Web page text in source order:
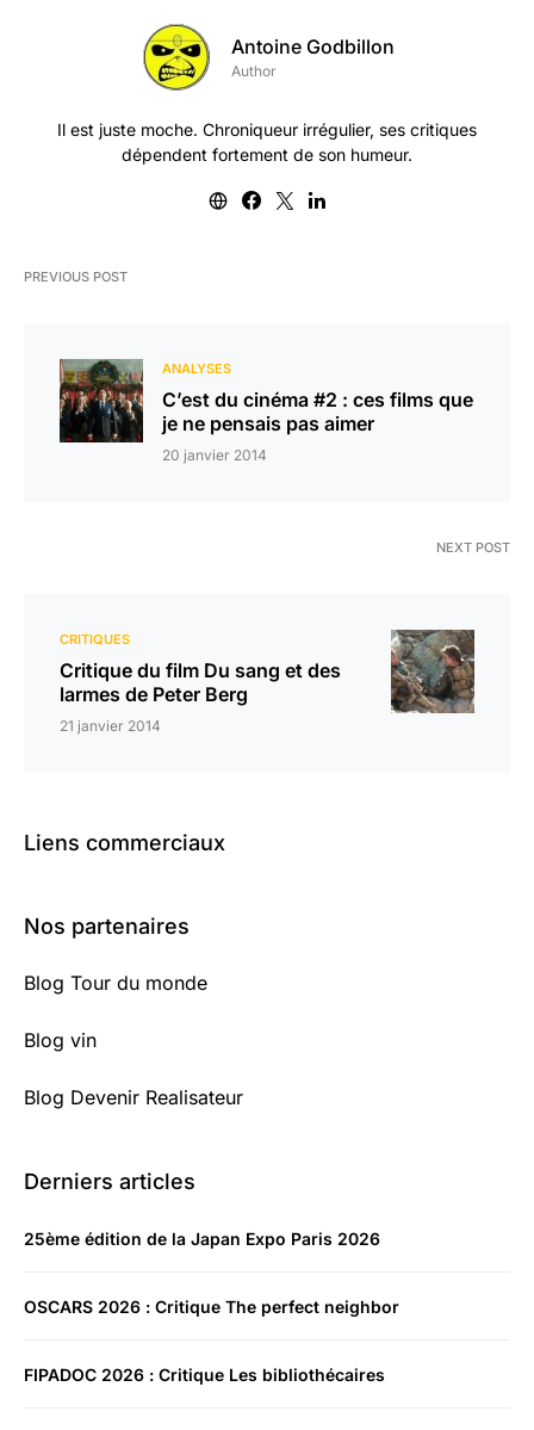
Antoine Godbillon
Author
Il est juste moche. Chroniqueur irrégulier, ses critiques
dépendent fortement de son humeur.
PREVIOUS POST
ANALYSES
C’est du cinéma #2 : ces films que
je ne pensais pas aimer
20 janvier 2014
NEXT POST
CRITIQUES
Critique du film Du sang et des
larmes de Peter Berg
21 janvier 2014
Liens commerciaux
Nos partenaires
Blog Tour du monde
Blog vin
Blog Devenir Realisateur
Derniers articles
25ème édition de la Japan Expo Paris 2026
OSCARS 2026 : Critique The perfect neighbor
FIPADOC 2026 : Critique Les bibliothécaires